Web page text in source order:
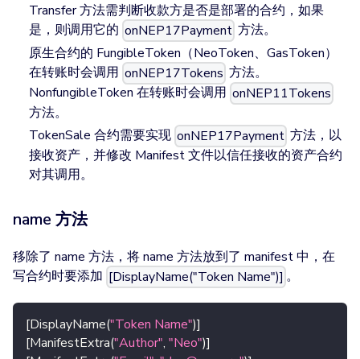
Transfer 方法需判断收款方是否是部署的合约，如果
是，则调用它的 onNEP17Payment 方法。
原生合约的 FungibleToken（NeoToken、GasToken）
在转账时会调用 onNEP17Tokens 方法。
NonfungibleToken 在转账时会调用 onNEP11Tokens
方法。
TokenSale 合约需要实现 onNEP17Payment 方法，以
接收资产，并修改 Manifest 文件以信任接收的资产合约
对其调用。
name 方法
移除了 name 方法，将 name 方法放到了 manifest 中，在
写合约时要添加 [DisplayName("Token Name")] 。
[DisplayName("Token Name")]
[ManifestExtra("Author", "Neo")]